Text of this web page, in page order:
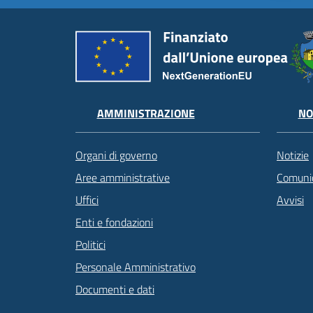
AMMINISTRAZIONE
Organi di governo
Aree amministrative
Uffici
Enti e fondazioni
Politici
Personale Amministrativo
Documenti e dati
Notizie
Avvisi